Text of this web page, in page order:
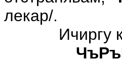
лекар/.
Ичиргу